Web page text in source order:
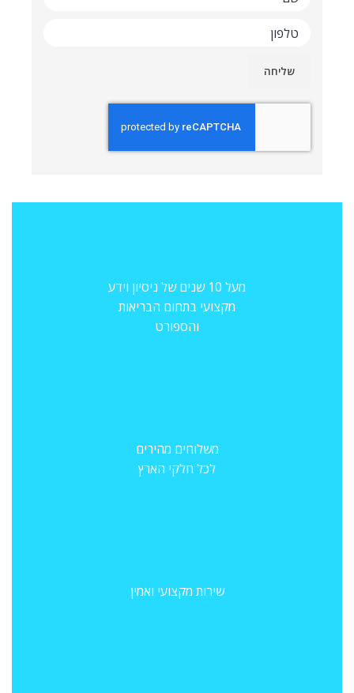
מעל 10 שנים של ניסיון וידע
מקצועי בתחום הבריאות
והספורט
משלוחים מהירים
לכל חלקי הארץ
שירות מקצועי ואמין